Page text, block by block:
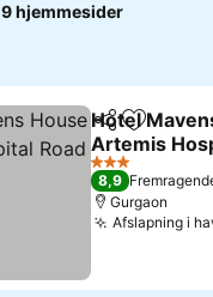
9 hjemmesider
Del Føj til
Hotel
Artemis
3 Stjerner
8,9
Gurgaon
Afslapning i